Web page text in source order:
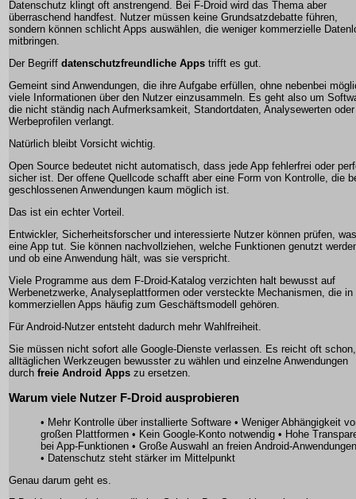
Datenschutz klingt oft anstrengend. Bei F-Droid wird das Thema aber
überraschend handfest. Nutzer müssen keine Grundsatzdebatte führen,
sondern können schlicht Apps auswählen, die weniger kommerzielle
mitbringen.
Der Begriff datenschutzfreundliche Apps trifft es gut.
Gemeint sind Anwendungen, die ihre Aufgabe erfüllen, ohne nebenbei
viele Informationen über den Nutzer einzusammeln. Es geht also um
die nicht ständig nach Aufmerksamkeit, Standortdaten, Analysewerten oder
Werbeprofilen verlangt.
Natürlich bleibt Vorsicht wichtig.
Open Source bedeutet nicht automatisch, dass jede App fehlerfrei oder
sicher ist. Der offene Quellcode schafft aber eine Form von Kontrolle, die
geschlossenen Anwendungen kaum möglich ist.
Das ist ein echter Vorteil.
Entwickler, Sicherheitsforscher und interessierte Nutzer können prüfen, was
eine App tut. Sie können nachvollziehen, welche Funktionen genutzt
und ob eine Anwendung hält, was sie verspricht.
Viele Programme aus dem F-Droid-Katalog verzichten halt bewusst auf
Werbenetzwerke, Analyseplattformen oder versteckte Mechanismen, die in
kommerziellen Apps häufig zum Geschäftsmodell gehören.
Für Android-Nutzer entsteht dadurch mehr Wahlfreiheit.
Sie müssen nicht sofort alle Google-Dienste verlassen. Es reicht oft
alltäglichen Werkzeugen bewusster zu wählen und einzelne Anwendungen
durch freie Android Apps zu ersetzen.
Warum viele Nutzer F-Droid ausprobieren
• Mehr Kontrolle über installierte Software • Weniger Abhängigkeit
großen Plattformen • Kein Google-Konto notwendig • Hohe
bei App-Funktionen • Große Auswahl an freien Android-Anwendungen
• Datenschutz steht stärker im Mittelpunkt
Genau darum geht es.